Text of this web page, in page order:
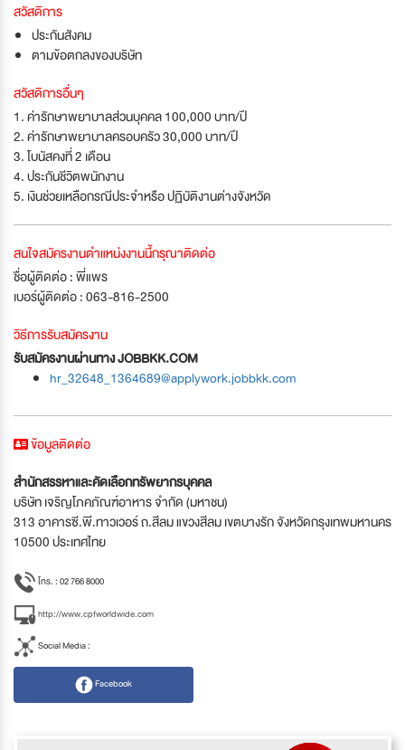
สวัสดิการ
ประกันสังคม
ตามข้อตกลงของบริษัท
สวัสดิการอื่นๆ
1. ค่ารักษาพยาบาลส่วนบุคคล 100,000 บาท/ปี
2. ค่ารักษาพยาบาลครอบครัว 30,000 บาท/ปี
3. โบนัสคงที่ 2 เดือน
4. ประกันชีวิตพนักงาน
5. เงินช่วยเหลือกรณีประจำหรือ ปฏิบัติงานต่างจังหวัด
สนใจสมัครงานตำแหน่งงานนี้กรุณาติดต่อ
ชื่อผู้ติดต่อ : พี่แพร
เบอร์ผู้ติดต่อ : 063-816-2500
วิธีการรับสมัครงาน
รับสมัครงานผ่านทาง JOBBKK.COM
hr_32648_1364689@applywork.jobbkk.com
ข้อมูลติดต่อ
สำนักสรรหาและคัดเลือกทรัพยากรบุคคล
บริษัท เจริญโภคภัณฑ์อาหาร จำกัด (มหาชน)
313 อาคารซี.พี.ทาวเวอร์ ถ.สีลม แขวงสีลม เขตบางรัก จังหวัดกรุงเทพมหานคร
10500 ประเทศไทย
โทร. : 02 766 8000
http://www.cpfworldwide.com
Social Media :
Facebook